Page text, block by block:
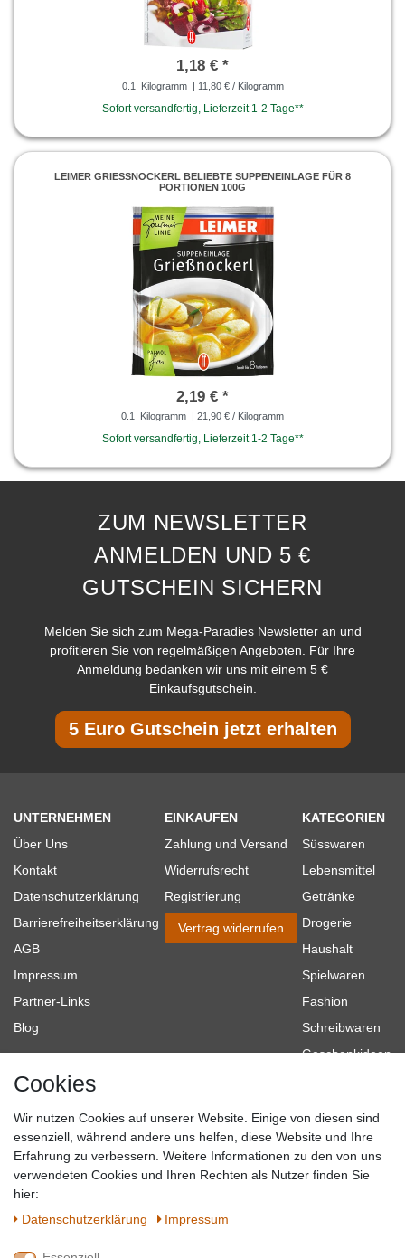
1,18 € *
0.1 Kilogramm | 11,80 € / Kilogramm
Sofort versandfertig, Lieferzeit 1-2 Tage**
LEIMER GRIESSNOCKERL BELIEBTE SUPPENEINLAGE FÜR 8 P
ORTIONEN 100G
2,19 € *
0.1 Kilogramm | 21,90 € / Kilogramm
Sofort versandfertig, Lieferzeit 1-2 Tage**
ZUM NEWSLETTER
ANMELDEN UND 5 €
GUTSCHEIN SICHERN
Melden Sie sich zum Mega-Paradies Newsletter an und
profitieren Sie von regelmäßigen Angeboten. Für Ihre
Anmeldung bedanken wir uns mit einem 5 €
Einkaufsgutschein.
5 Euro Gutschein jetzt erhalten
UNTERNEHMEN
Über Uns
Kontakt
Datenschutzerklärung
Barrierefreiheitserklärung
AGB
Impressum
Partner-Links
Blog
EINKAUFEN
Zahlung und Versand
Widerrufsrecht
Registrierung
Vertrag widerrufen
KATEGORIEN
Süsswaren
Lebensmittel
Getränke
Drogerie
Haushalt
Spielwaren
Fashion
Schreibwaren
Geschenkideen
Topmarken
SICHER EINKAUFEN WIR AKZEPTIEREN
Cookies
Wir nutzen Cookies auf unserer Website. Einige von diesen sind
essenziell, während andere uns helfen, diese Website und Ihre
Erfahrung zu verbessern. Weitere Informationen zu den von uns
verwendeten Cookies und Ihren Rechten als Nutzer finden Sie
hier:
Daten­schutz­erklärung
Impressum